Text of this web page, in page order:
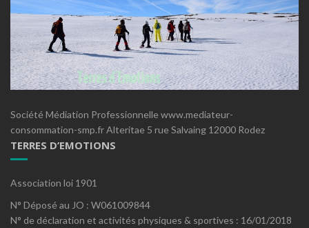
Société Médiation Professionnelle www.mediateur-
consommation-smp.fr Alteritae 5 rue Salvaing 12000 Rodez
TERRES D’EMOTIONS
Association loi 1901
N° Déposé au JO : W061009844
N° de déclaration et activités physiques & sportives : 16/01/2018